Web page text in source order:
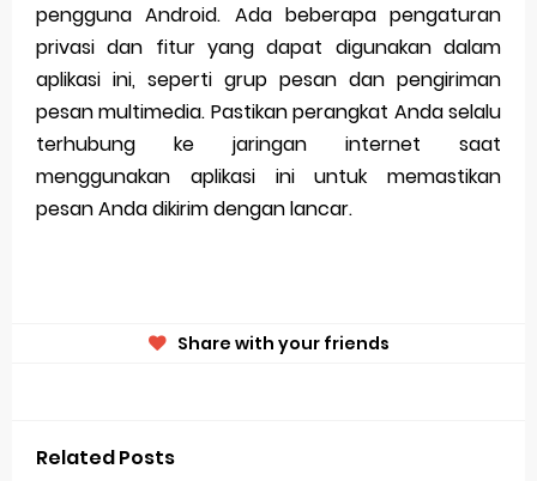
pengguna Android. Ada beberapa pengaturan
privasi dan fitur yang dapat digunakan dalam
aplikasi ini, seperti grup pesan dan pengiriman
pesan multimedia. Pastikan perangkat Anda selalu
terhubung ke jaringan internet saat
menggunakan aplikasi ini untuk memastikan
pesan Anda dikirim dengan lancar.
Share with your friends
Related Posts